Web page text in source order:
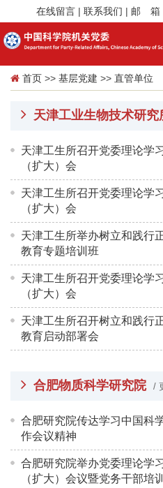
在线留言 | 联系我们 | 邮 箱
首页 >> 基层党建 >> 直管单位
天津工业生物技术研究
天津工生所召开党委理论学
（扩大）会
天津工生所召开党委理论学
（扩大）会
天津工生所举办树立和践行
教育专题培训班
天津工生所召开党委理论学
（扩大）会
天津工生所召开树立和践行
教育启动部署会
合肥物质科学研究院 /
合肥研究院传达学习中国科
作会议精神
合肥研究院举办党委理论学
（扩大）会议暨党务干部培